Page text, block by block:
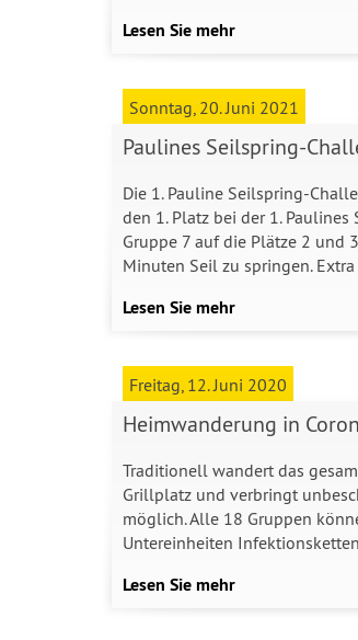
Lesen Sie mehr
Sonntag, 20. Juni 2021
Paulines Seilspring-
Die 1. Pauline Seilspring-
den 1. Platz bei der 1.
Gruppe 7 auf die Plätze 2 und
Minuten Seil zu springen.
Lesen Sie mehr
Freitag, 12. Juni 2020
Heimwanderung in
Traditionell wandert das
Grillplatz und verbringt
möglich. Alle 18 Gruppen
Untereinheiten
Lesen Sie mehr